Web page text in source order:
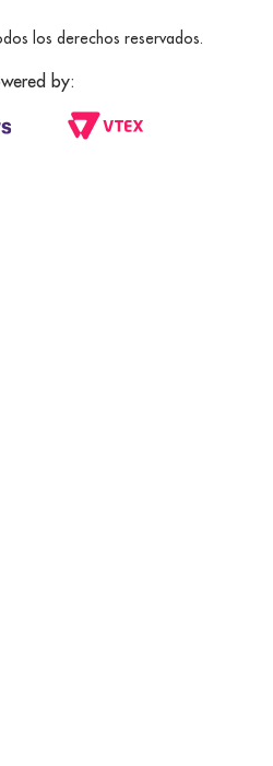
los derechos reservados.
by: